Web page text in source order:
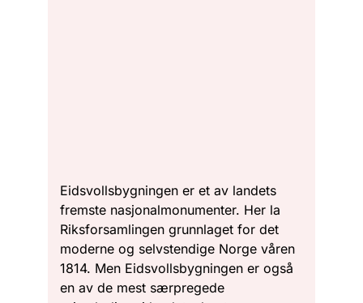
Eidsvollsbygningen er et av landets
fremste nasjonalmonumenter. Her la
Riksforsamlingen grunnlaget for det
moderne og selvstendige Norge våren
1814. Men Eidsvollsbygningen er også
en av de mest særpregede